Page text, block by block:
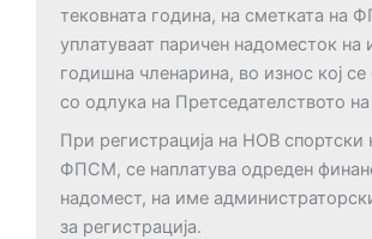
тековната година, на сметката на
уплатуваат паричен надоместок на
годишна членарина, во износ кој
со одлука на Претседателството
При регистрација на НОВ спортски
ФПСМ, се наплатува одреден
надомест, на име
за регистрација.